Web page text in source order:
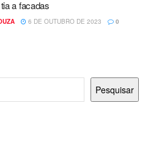
a facadas
6 DE OUTUBRO DE 2023 0
Pesquisar